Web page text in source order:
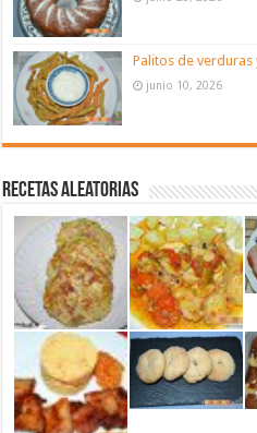
Palitos de verduras
junio 10, 2026
Recetas aleatorias